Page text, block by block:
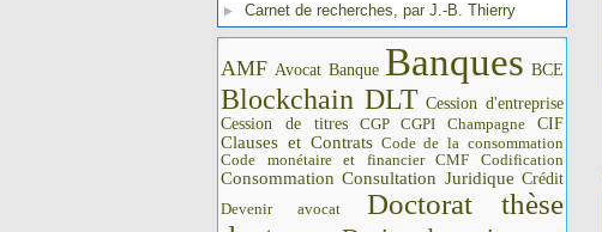
Carnet de recherches, par J.-B. Thierry
AMF Avocat Banque Banques BCE
Blockchain DLT Cession d'entreprise
Cession de titres
CGP CGPI Champagne CIF
Clauses et Contrats Code de la consommation
Code monétaire et financier CMF
Codification
Consommation Consultation Juridique Crédit
Devenir avocat
Doctorat thèse